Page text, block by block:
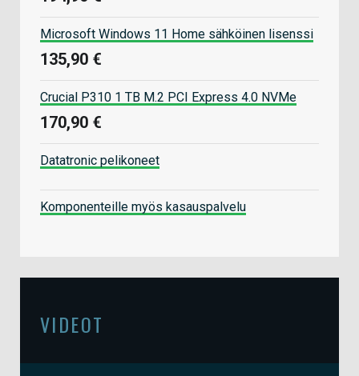
Microsoft Windows 11 Home sähköinen lisenssi
135,90 €
Crucial P310 1 TB M.2 PCI Express 4.0 NVMe
170,90 €
Datatronic pelikoneet
Komponenteille myös kasauspalvelu
VIDEOT